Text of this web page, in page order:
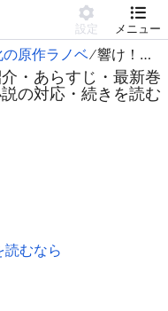
設定 メニュー
原作ラノベ 響け！ユーフォニアム
・あらすじ・最新巻
の対応・続きを読む
読むなら